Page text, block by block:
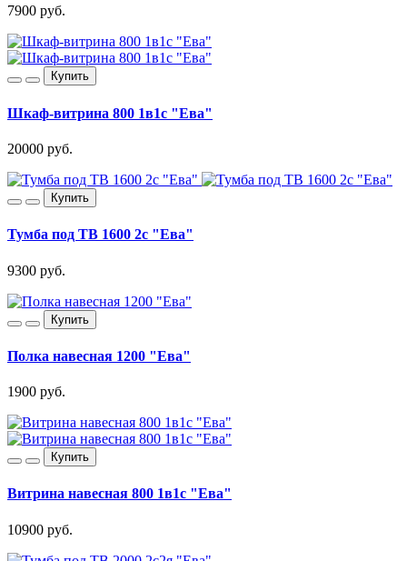
7900 руб.
Купить
Шкаф-витрина 800 1в1с "Ева"
20000 руб.
Купить
Тумба под ТВ 1600 2с "Ева"
9300 руб.
Купить
Полка навесная 1200 "Ева"
1900 руб.
Купить
Витрина навесная 800 1в1с "Ева"
10900 руб.